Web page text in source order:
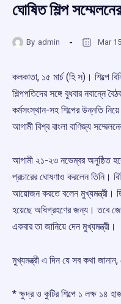
ঘোষিত শিল্প
By admin Mar
কলকাতা, ১৫ মার্চ (হি স)। শিল্পে
শিল্পপতিদের সঙ্গে বুধবার নবান্নে
কর্মসংস্থান-সহ শিল্পের উন্নতি
আগামী বিশ্ব বাংলা বাণিজ্য
আগামী ২১-২৩ নভেম্বর অনুষ্ঠিত
প্রচারের ঘোষণাও করলেন তিনি।
আয়োজন করতে বলেন মুখ্যমন্ত্রী।
হয়েছে অধিগ্রহণের জন্য। তবে
একবার তা জানিয়ে দেন মুখ্যমন্ত্রী।
মুখ্যমন্ত্রী এ দিন যে সব কথা
* ক্ষুদ্র ও কুটির শিল্পে ১ লক্ষ ১৪